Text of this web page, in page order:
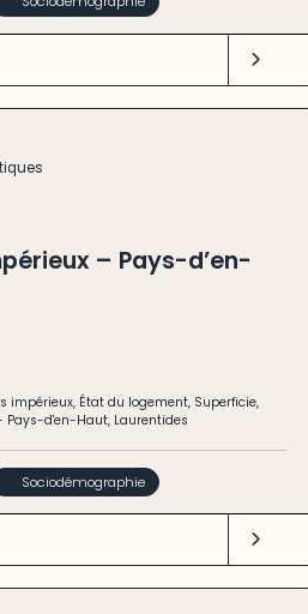
– Pays-d’en-
impérieux, État du logement, Superficie,
Pays-d'en-Haut, Laurentides
Sociodémographie